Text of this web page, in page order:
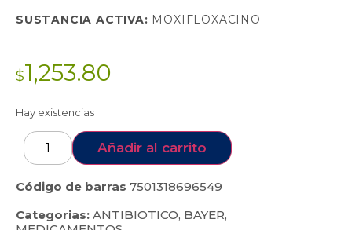
SUSTANCIA ACTIVA: MOXIFLOXACINO
$1,253.80
Hay existencias
Añadir al carrito
Código de barras 7501318696549
Categorias: ANTIBIOTICO, BAYER,